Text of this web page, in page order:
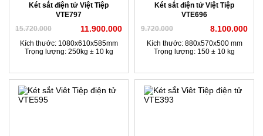
Két sắt điện tử Việt Tiệp
VTE797
15.720.000
11.900.000
Kích thước: 1080x610x585mm
Trọng lượng: 250kg ± 10 kg
Két sắt điện tử Việt Tiệp
VTE696
9.720.000
8.100.000
Kích thước: 880x570x500 mm
Trọng lượng: 150 ± 10 kg